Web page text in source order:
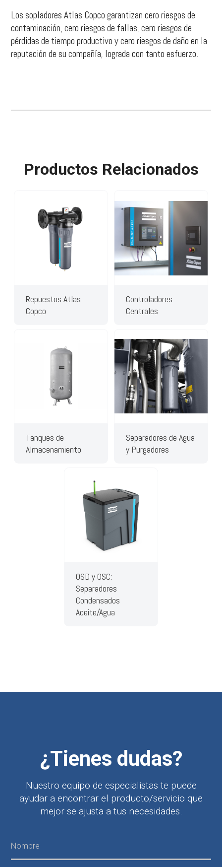
Los sopladores Atlas Copco garantizan cero riesgos de
contaminación, cero riesgos de fallas, cero riesgos de
pérdidas de tiempo productivo y cero riesgos de daño en la
reputación de su compañía, lograda con tanto esfuerzo.
Productos Relacionados
Repuestos Atlas
Copco
Controladores
Centrales
Tanques de
Almacenamiento
Separadores de Agua
y Purgadores
OSD y OSC:
Separadores
Condensados
Aceite/Agua
¿Tienes dudas?
Nuestro equipo de especialistas te puede
ayudar a encontrar el producto/servicio que
mejor se ajusta a tus necesidades.